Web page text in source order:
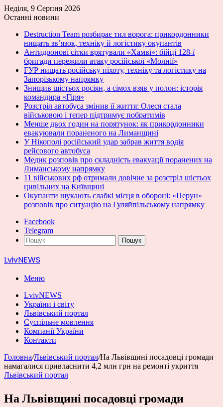
Неділя, 9 Серпня 2026
Останні новини
Destruction Team розбирає тил ворога: прикордонники
нищать зв’язок, техніку й логістику окупантів
Антидронові сітки врятували «Хамві»: бійці 128-ї
бригади пережили атаку російської «Молнії»
ГУР нищать російську піхоту, техніку та логістику на
Запорізькому напрямку
Знищив шістьох росіян, а сімох взяв у полон: історія
командира «Гіря»
Розстріл автобуса змінив її життя: Олеся стала
військовою і тепер підтримує побратимів
Менше двох годин на порятунок: як прикордонники
евакуювали пораненого на Лиманщині
У Нікополі російський удар забрав життя водія
рейсового автобуса
Медик розповів про складність евакуації поранених на
Лиманському напрямку
11 військових рф отримали довічне за розстріл шістьох
цивільних на Київщині
Окупанти шукають слабкі місця в обороні: «Перун»
розповів про ситуацію на Гуляйпільському напрямку
Facebook
Telegram
Пошук
LvivNEWS
Меню
LvivNEWS
України і світу
Львівський портал
Суспільне мовлення
Компанії України
Контакти
Головна/Львівський портал/На Львівщині посадовці громади
намагалися привласнити 4,2 млн грн на ремонті укриття
Львівський портал
На Львівщині посадовці громади